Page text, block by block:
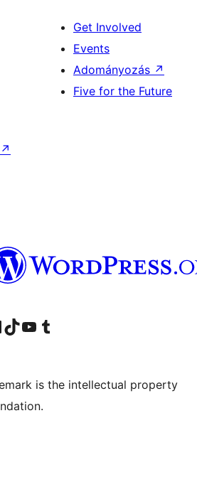
Get Involved
Events
Adományozás ↗
Five for the Future
↗
megtekintése
account
LinkedIn account
Visit our TikTok account
Visit our YouTube channel
Visit our Tumblr account
is the intellectual property